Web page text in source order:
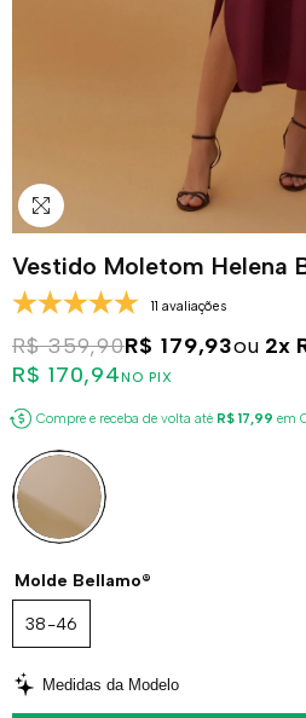
Vestido Moletom Helena
11 avaliações
R$ 359,90R$ 179,93ou 2x
R$ 170,94NO PIX
Compre e receba de volta até R$ 17,99 em
Molde Bellamo®
38-46
Medidas da Modelo